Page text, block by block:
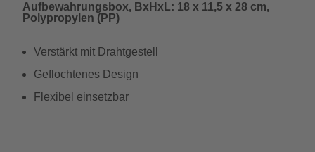
Aufbewahrungsbox, BxHxL: 18 x 11,5 x 28 cm,
Polypropylen (PP)
Verstärkt mit Drahtgestell
Geflochtenes Design
Flexibel einsetzbar